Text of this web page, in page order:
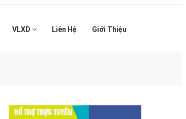
VLXD Liên Hệ Giới Thiệu
HỔ TRỢ TRỰC TUYẾN